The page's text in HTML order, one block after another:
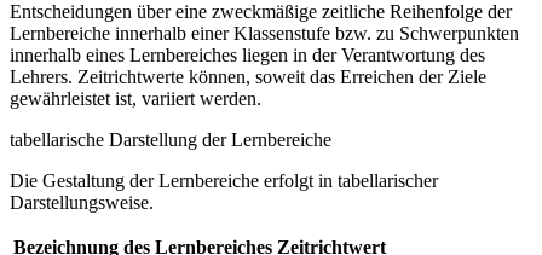
Entscheidungen über eine zweckmäßige zeitliche Reihenfolge der
Lernbereiche innerhalb einer Klassenstufe bzw. zu Schwerpunkten
innerhalb eines Lernbereiches liegen in der Verantwortung des
Lehrers. Zeitrichtwerte können, soweit das Erreichen der Ziele
gewährleistet ist, variiert werden.
tabellarische Darstellung der Lernbereiche
Die Gestaltung der Lernbereiche erfolgt in tabellarischer
Darstellungsweise.
Bezeichnung des Lernbereiches Zeitrichtwert